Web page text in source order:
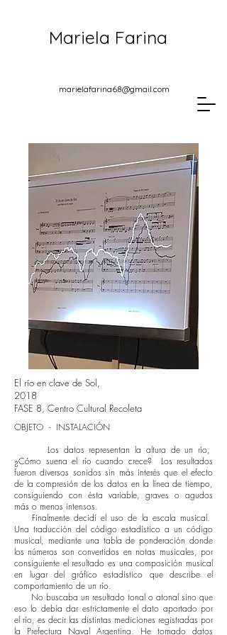
Mariela Farina
marielafarina68@gmail.com
El río en clave de Sol,
2018
FASE 8, Centro Cultural Recoleta
OBJETO - INSTALACIÓN
Los datos representan la altura de un río,
¿Cómo suena el río cuando crece? Los resultados
fueron diversos sonidos sin más interés que el efecto
de la compresión de los datos en la línea de tiempo,
consiguiendo con ésta variable, graves o agudos
más o menos intensos.
Finalmente decidí el uso de la escala musical.
Una traducción del código estadístico a un código
musical, mediante una tabla de ponderación donde
los números son convertidos en notas musicales, por
consiguiente el resultado es una composición musical
en lugar del gráfico estadístico que describe el
comportamiento de un río.
No buscaba un resultado tonal o atonal sino que
eso lo debía dar estrictamente el dato aportado por
el río, es decir las distintas mediciones registradas por
la Prefectura Naval Argentina. He tomado datos